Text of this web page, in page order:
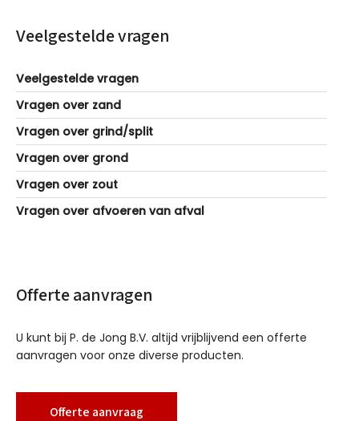
Veelgestelde vragen
Veelgestelde vragen
Vragen over zand
Vragen over grind/split
Vragen over grond
Vragen over zout
Vragen over afvoeren van afval
Offerte aanvragen
U kunt bij P. de Jong B.V. altijd vrijblijvend een offerte
aanvragen voor onze diverse producten.
Offerte aanvraag